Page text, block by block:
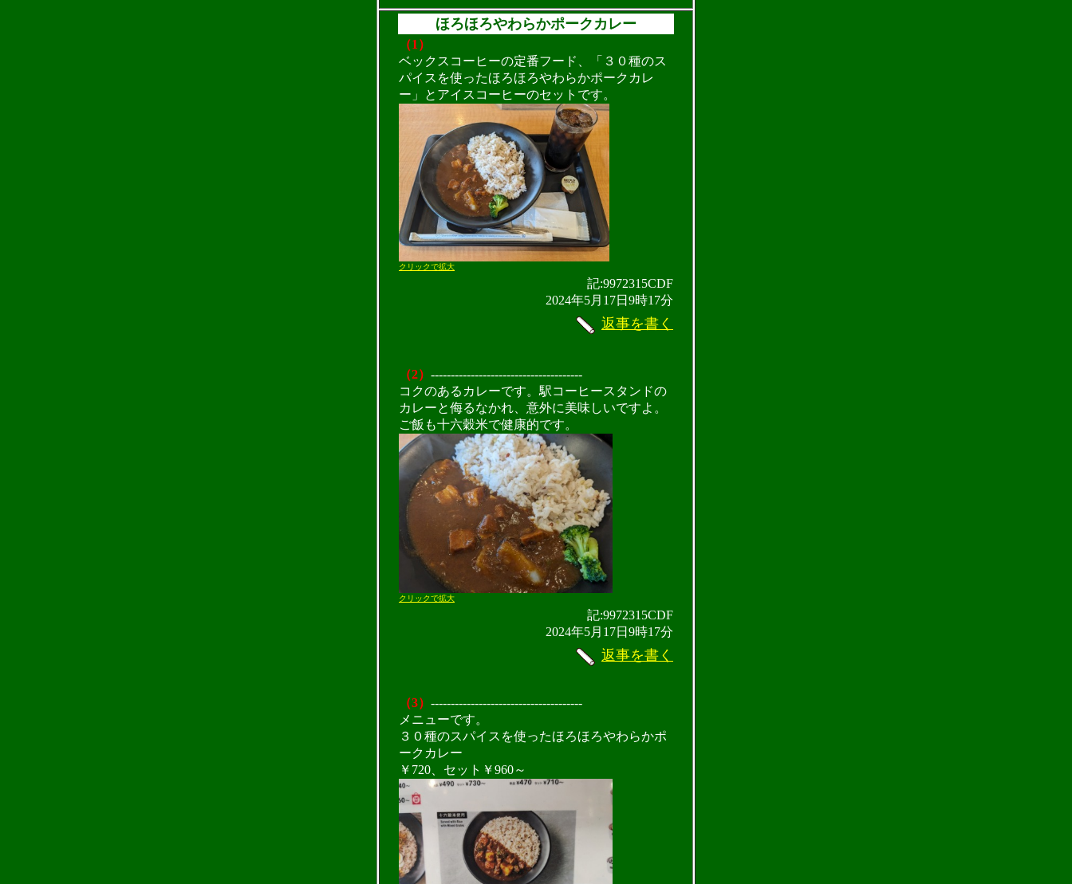
ほろほろやわらかポークカレー
（1）
ベックスコーヒーの定番フード、「３０種のス
パイスを使ったほろほろやわらかポークカレ
ー」とアイスコーヒーのセットです。
クリックで拡大
記:9972315CDF
2024年5月17日9時17分
返事を書く
（2） --------------------------------------
コクのあるカレーです。駅コーヒースタンドの
カレーと侮るなかれ、意外に美味しいですよ。
ご飯も十六穀米で健康的です。
クリックで拡大
記:9972315CDF
2024年5月17日9時17分
返事を書く
（3） --------------------------------------
メニューです。
３０種のスパイスを使ったほろほろやわらかポ
ークカレー
￥720、セット￥960～